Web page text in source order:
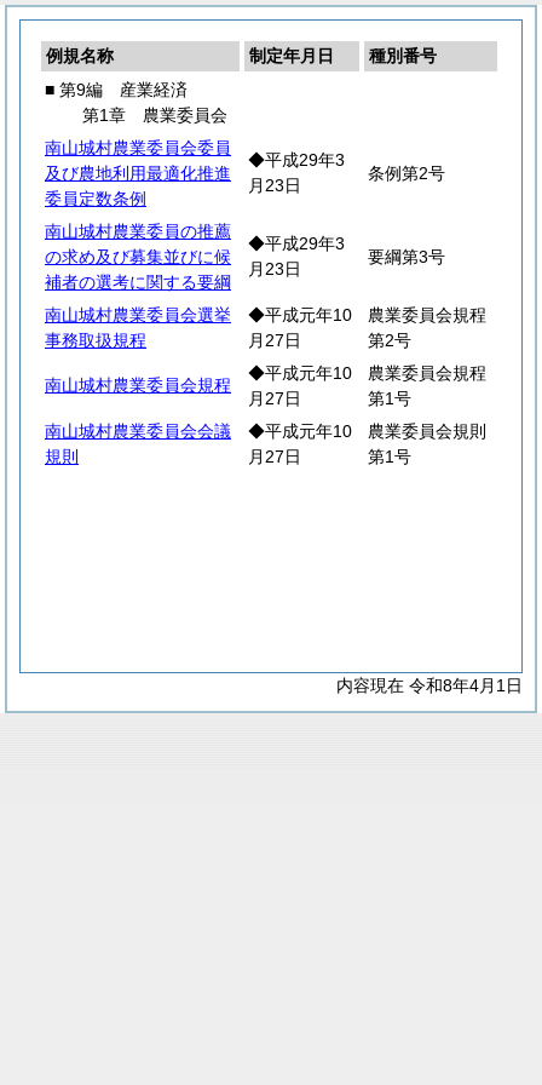
例規名称 制定年月日
種別番号
■ 第9編 産業経済
第1章 農業委員会
南山城村農業委員会委員
及び農地利用最適化推進
委員定数条例
◆平成29年3
月23日
条例第2号
南山城村農業委員の推薦
の求め及び募集並びに候
補者の選考に関する要綱
◆平成29年3
月23日
要綱第3号
南山城村農業委員会選挙
事務取扱規程
◆平成元年10
月27日
農業委員会規程
第2号
南山城村農業委員会規程
◆平成元年10
月27日
農業委員会規程
第1号
南山城村農業委員会会議
規則
◆平成元年10
月27日
農業委員会規則
第1号
内容現在 令和8年4月1日